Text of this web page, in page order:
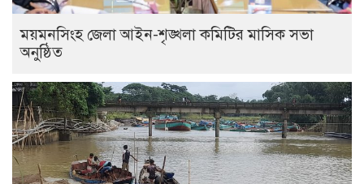
ময়মনসিংহ জেলা আইন-শৃঙ্খলা কমিটির মাসিক সভা
অনুষ্ঠিত